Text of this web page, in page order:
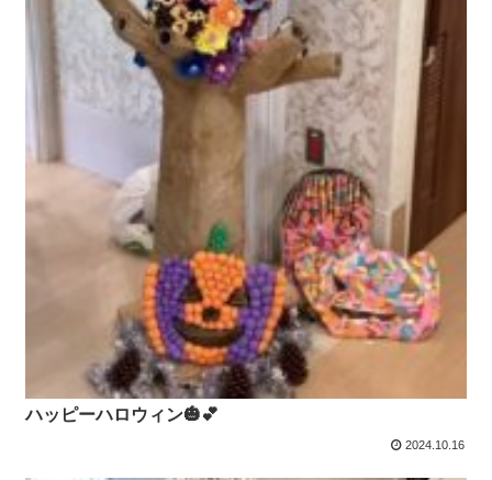
ハッピーハロウィン🎃💕
2024.10.16